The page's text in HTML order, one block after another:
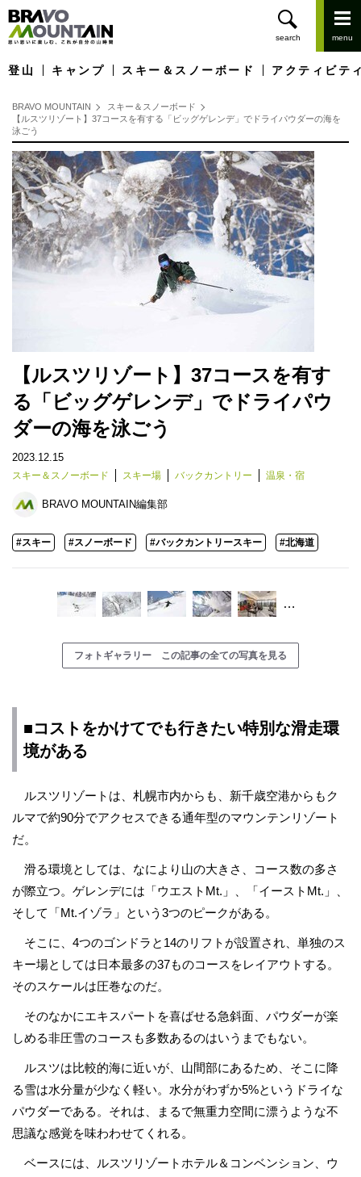
登山 キャンプ スキー＆スノーボード アクティビテ
BRAVO MOUNTAIN
スキー＆スノーボード
【ルスツリゾート】37コースを有する「ビッグゲレンデ」でドライパウダーの海を
泳ごう
【ルスツリゾート】37コースを有す
る「ビッグゲレンデ」でドライパウ
ダーの海を泳ごう
2023.12.15
スキー＆スノーボード スキー場 バックカントリー 温泉・宿
BRAVO MOUNTAIN編集部
#スキー #スノーボード #バックカントリースキー #北海道
…
フォトギャラリー この記事の全ての写真を見る
■コストをかけてでも行きたい特別な滑走環
境がある
ルスツリゾートは、札幌市内からも、新千歳空港からもク
ルマで約90分でアクセスできる通年型のマウンテンリゾート
だ。
滑る環境としては、なにより山の大きさ、コース数の多さ
が際立つ。ゲレンデには「ウエストMt.」、「イーストMt.」、
そして「Mt.イゾラ」という3つのピークがある。
そこに、4つのゴンドラと14のリフトが設置され、単独のス
キー場としては日本最多の37ものコースをレイアウトする。
そのスケールは圧巻なのだ。
そのなかにエキスパートを喜ばせる急斜面、パウダーが楽
しめる非圧雪のコースも多数あるのはいうまでもない。
ルスツは比較的海に近いが、山間部にあるため、そこに降
る雪は水分量が少なく軽い。水分がわずか5%というドライな
パウダーである。それは、まるで無重力空間に漂うような不
思議な感覚を味わわせてくれる。
ベースには、ルスツリゾートホテル＆コンベンション、ウ